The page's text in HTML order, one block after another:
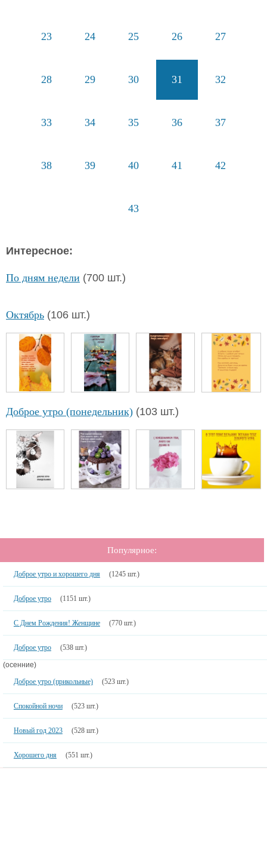
23 24 25 26 27
28 29 30 31 32
33 34 35 36 37
38 39 40 41 42
43
Интересное:
По дням недели (700 шт.)
Октябрь (106 шт.)
Доброе утро (понедельник) (103 шт.)
Популярное:
Доброе утро и хорошего дня (1245 шт.)
Доброе утро (1151 шт.)
С Днем Рождения! Женщине (770 шт.)
Доброе утро (538 шт.)
(осенние)
Доброе утро (прикольные)
(523 шт.)
Спокойной ночи (523 шт.)
Новый год 2023 (528 шт.)
Хорошего дня (551 шт.)